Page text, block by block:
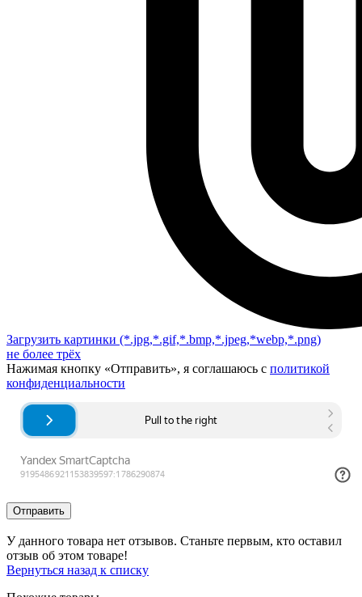
Загрузить картинки (*.jpg,*.gif,*.bmp,*.jpeg,*webp,*.png)
не более трёх
Нажимая кнопку «Отправить», я соглашаюсь с политикой
конфиденциальности
Отправить
У данного товара нет отзывов. Станьте первым, кто оставил
отзыв об этом товаре!
Вернуться назад к списку